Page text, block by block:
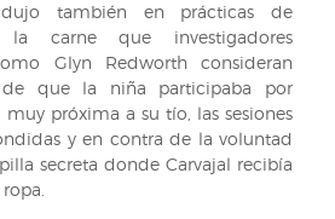
también en prácticas de
carne que investigadores
Glyn Redworth consideran
de que la niña participaba por
próxima a su tío, las sesiones
y en contra de la voluntad
secreta donde Carvajal recibía